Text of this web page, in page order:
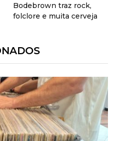
Bodebrown traz rock,
folclore e muita cerveja